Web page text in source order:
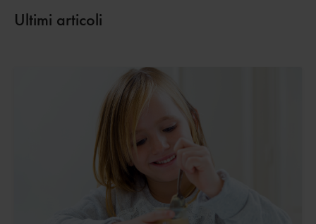
Ultimi articoli